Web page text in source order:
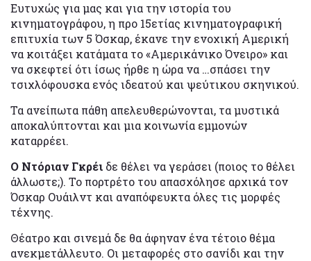
Ευτυχώς για μας και για την ιστορία του
κινηματογράφου, η προ 15ετίας κινηματογραφική
επιτυχία των 5 Όσκαρ, έκανε την ενοχική Αμερική
να κοιτάξει κατάματα το «Αμερικάνικο Όνειρο» και
να σκεφτεί ότι ίσως ήρθε η ώρα να …σπάσει την
τσιχλόφουσκα ενός ιδεατού και ψεύτικου σκηνικού.
Τα ανείπωτα πάθη απελευθερώνονται, τα μυστικά
αποκαλύπτονται και μια κοινωνία εμμονών
καταρρέει.
Ο Ντόριαν Γκρέι δε θέλει να γεράσει (ποιος το θέλει
άλλωστε;). Το πορτρέτο του απασχόλησε αρχικά τον
Όσκαρ Ουάιλντ και αναπόφευκτα όλες τις μορφές
τέχνης.
Θέατρο και σινεμά δε θα άφηναν ένα τέτοιο θέμα
ανεκμετάλλευτο. Οι μεταφορές στο σανίδι και την